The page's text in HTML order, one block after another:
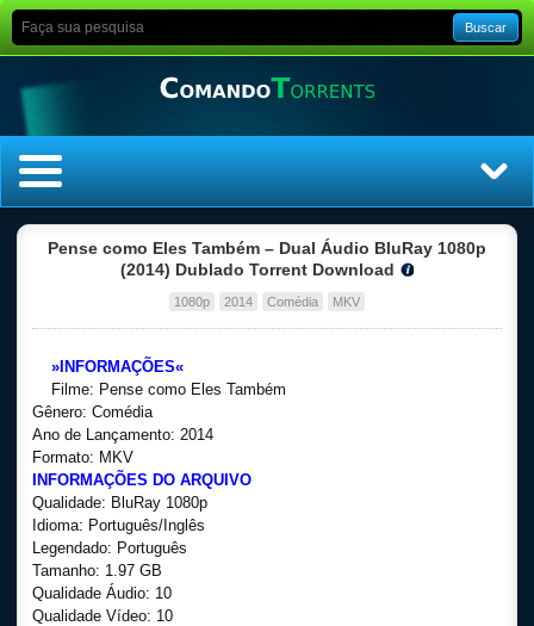
Buscar
Pense como Eles Também – Dual Áudio BluRay 1080p
(2014) Dublado Torrent Download
1080p 2014 Comédia MKV
»INFORMAÇÕES«
Filme: Pense como Eles Também
Gênero: Comédia
Ano de Lançamento: 2014
Formato: MKV
INFORMAÇÕES DO ARQUIVO
Qualidade: BluRay 1080p
Idioma: Português/Inglês
Legendado: Português
Tamanho: 1.97 GB
Qualidade Áudio: 10
Qualidade Vídeo: 10